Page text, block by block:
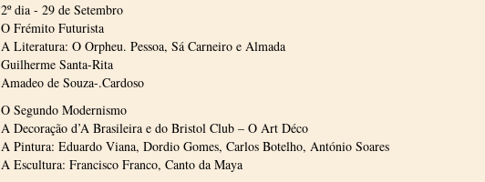
2º dia - 29 de Setembro
O Frémito Futurista
A Literatura: O Orpheu. Pessoa, Sá Carneiro e Almada
Guilherme Santa-Rita
Amadeo de Souza-.Cardoso
O Segundo Modernismo
A Decoração d’A Brasileira e do Bristol Club – O Art Déco
A Pintura: Eduardo Viana, Dordio Gomes, Carlos Botelho, António Soares
A Escultura: Francisco Franco, Canto da Maya